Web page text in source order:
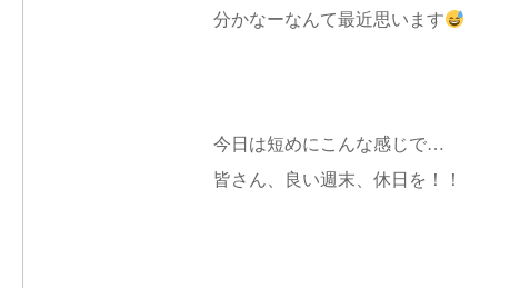
分かなーなんて最近思います
今日は短めにこんな感じで…
皆さん、良い週末、休日を！！